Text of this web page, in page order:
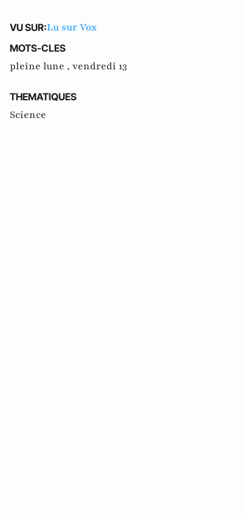
VU SUR:Lu sur Vox
MOTS-CLES
pleine lune , vendredi 13
THEMATIQUES
Science